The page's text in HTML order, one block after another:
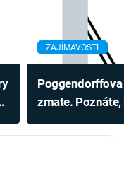
ZAJÍMAVOSTI
zmate.